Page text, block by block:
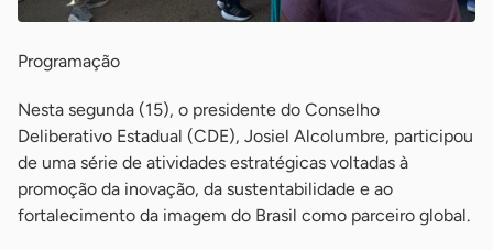
Programação
Nesta segunda (15), o presidente do Conselho
Deliberativo Estadual (CDE), Josiel Alcolumbre, participou
de uma série de atividades estratégicas voltadas à
promoção da inovação, da sustentabilidade e ao
fortalecimento da imagem do Brasil como parceiro global.